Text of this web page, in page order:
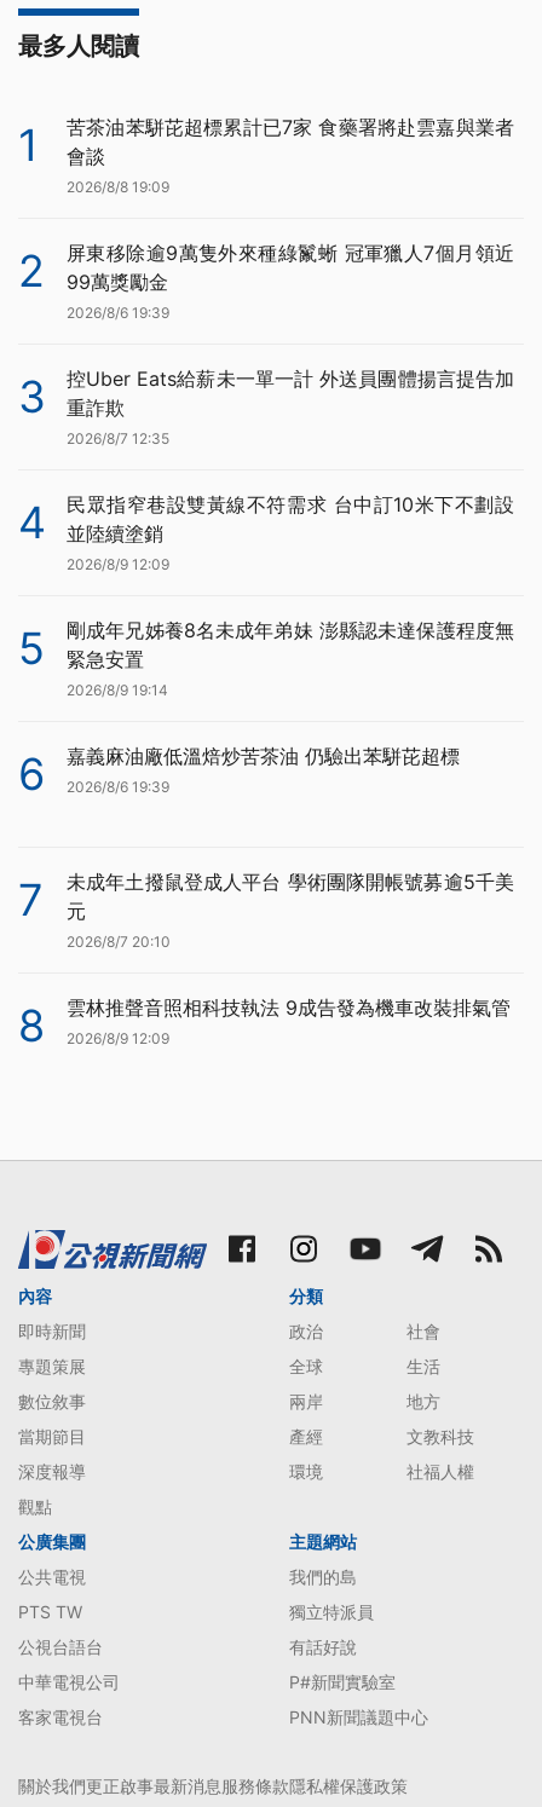
最多人閱讀
1
苦茶油苯駢芘超標累計已7家 食藥署將赴雲嘉與業者
會談
2026/8/8 19:09
2
屏東移除逾9萬隻外來種綠鬣蜥 冠軍獵人7個月領近
99萬獎勵金
2026/8/6 19:39
3
控Uber Eats給薪未一單一計 外送員團體揚言提告加
重詐欺
2026/8/7 12:35
4
民眾指窄巷設雙黃線不符需求 台中訂10米下不劃設
並陸續塗銷
2026/8/9 12:09
5
剛成年兄姊養8名未成年弟妹 澎縣認未達保護程度無
緊急安置
2026/8/9 19:14
6 嘉義麻油廠低溫焙炒苦茶油 仍驗出苯駢芘超標
2026/8/6 19:39
7
未成年土撥鼠登成人平台 學術團隊開帳號募逾5千美
元
2026/8/7 20:10
8 雲林推聲音照相科技執法 9成告發為機車改裝排氣管
2026/8/9 12:09
內容
即時新聞
專題策展
數位敘事
當期節目
深度報導
觀點
分類
政治
社會
全球
生活
兩岸
地方
產經
文教科技
環境
社福人權
公廣集團
公共電視
PTS TW
公視台語台
中華電視公司
客家電視台
主題網站
我們的島
獨立特派員
有話好說
P#新聞實驗室
PNN新聞議題中心
關於我們更正啟事最新消息服務條款隱私權保護政策